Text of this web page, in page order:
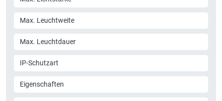
Max. Leuchtweite
Max. Leuchtdauer
IP-Schutzart
Eigenschaften